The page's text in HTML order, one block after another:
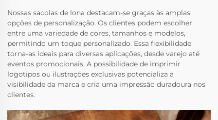
Nossas sacolas de lona destacam-se graças às amplas
opções de personalização. Os clientes podem escolher
entre uma variedade de cores, tamanhos e modelos,
permitindo um toque personalizado. Essa flexibilidade
torna-as ideais para diversas aplicações, desde varejo até
eventos promocionais. A possibilidade de imprimir
logotipos ou ilustrações exclusivas potencializa a
visibilidade da marca e cria uma impressão duradoura nos
clientes.